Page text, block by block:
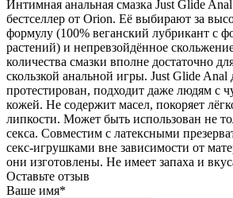
Интимная анальная смазка Just Glide
бестселлер от Orion. Её выбирают за
формулу (100% веганский лубрикант с
растений) и непревзойдённое
количества смазки вполне достаточно
скользкой анальной игры. Just Glide Anal
протестирован, подходит даже людям с
кожей. Не содержит масел, покоряет
липкости. Может быть использован не
секса. Совместим с латексными
секс-игрушками вне зависимости от
они изготовлены. Не имеет запаха и
Оставьте отзыв
Ваше имя*